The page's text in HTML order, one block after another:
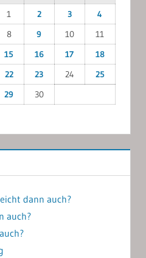
1
2 3
4
8 9 10
11
15 16 17
18
22 23 24
25
29
30
dann auch?
auch?